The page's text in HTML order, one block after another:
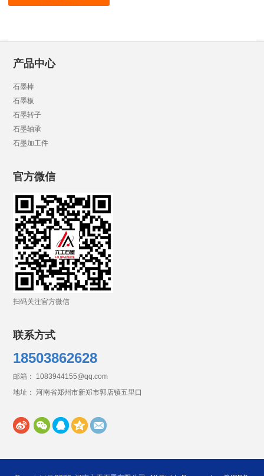
产品中心
石墨棒
石墨板
石墨转子
石墨轴承
石墨加工件
官方微信
扫码关注官方微信
联系方式
18503862628
邮箱： 1083944155@qq.com
地址： 河南省郑州市新郑市郭店镇五里口